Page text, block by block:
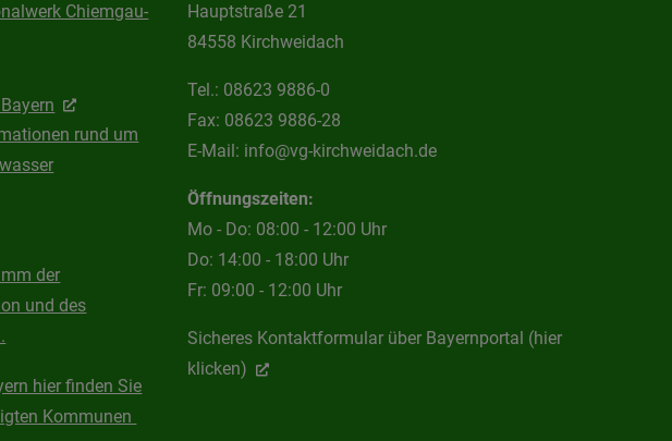
Chiemgau-
rund um
der
und des
hier finden Sie
Kommunen
Hauptstraße 21
84558 Kirchweidach
Tel.: 08623 9886-0
Fax: 08623 9886-28
E-Mail: info@vg-kirchweidach.de
Öffnungszeiten:
Mo - Do: 08:00 - 12:00 Uhr
Do: 14:00 - 18:00 Uhr
Fr: 09:00 - 12:00 Uhr
Sicheres Kontaktformular über Bayernportal (hier
klicken)